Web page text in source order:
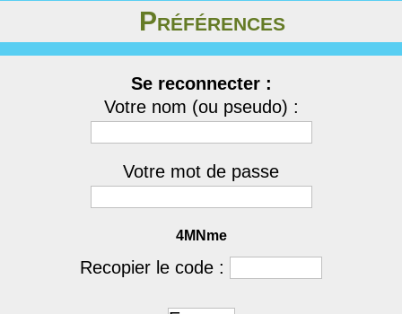
Préférences
Se reconnecter :
Votre nom (ou pseudo) :
Votre mot de passe
4MNme
Recopier le code :